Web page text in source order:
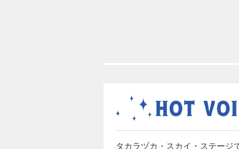
タカラヅカ・スカイ・ステージ